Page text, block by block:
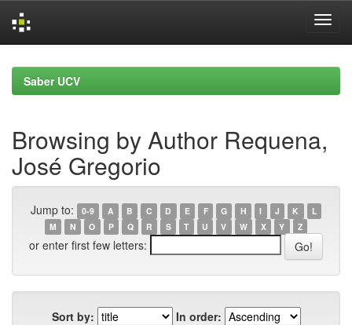
navigationSaber UCV
Browsing by Author Requena,
José Gregorio
Jump to: 0-9 A B C D E F G H I J K
L
M
N O P Q R S T U V W X Y Z
or enter first few letters:
Sort by:
In order: